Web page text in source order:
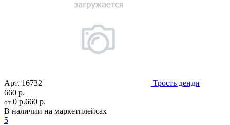
Арт. 16732
Трость денди
660 р.
от 0 р.660 р.
В наличии на маркетплейсах
5